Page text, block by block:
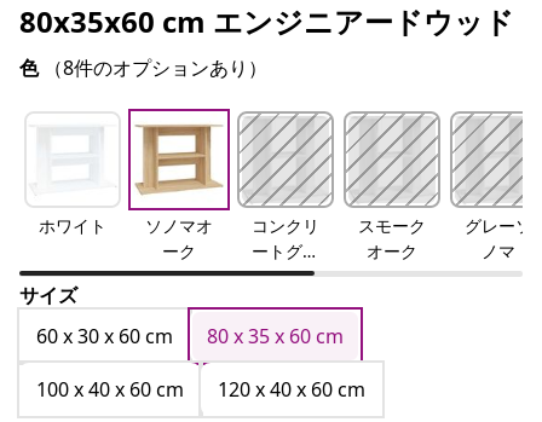
80x35x60 cm エンジニアードウッド
色 （8件のオプションあり）
ホワイト
ソノマオ
ーク
コンクリ
ートグレ
ー
スモーク
オーク
グレーソ
ノマ
サイズ
60 x 30 x 60 cm
80 x 35 x 60 cm
100 x 40 x 60 cm
120 x 40 x 60 cm